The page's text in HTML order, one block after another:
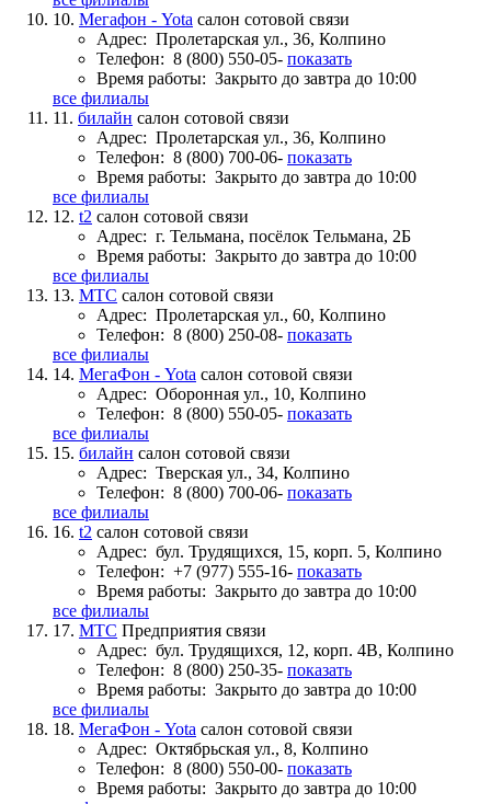
10. Мегафон - Yota салон сотовой связи
Адрес: Пролетарская ул., 36, Колпино
Телефон: 8 (800) 550-05- показать
Время работы: Закрыто до завтра до 10:00
все филиалы
11. билайн салон сотовой связи
Адрес: Пролетарская ул., 36, Колпино
Телефон: 8 (800) 700-06- показать
Время работы: Закрыто до завтра до 10:00
все филиалы
12. t2 салон сотовой связи
Адрес: г. Тельмана, посёлок Тельмана, 2Б
Время работы: Закрыто до завтра до 10:00
все филиалы
13. МТС салон сотовой связи
Адрес: Пролетарская ул., 60, Колпино
Телефон: 8 (800) 250-08- показать
все филиалы
14. МегаФон - Yota салон сотовой связи
Адрес: Оборонная ул., 10, Колпино
Телефон: 8 (800) 550-05- показать
все филиалы
15. билайн салон сотовой связи
Адрес: Тверская ул., 34, Колпино
Телефон: 8 (800) 700-06- показать
все филиалы
16. t2 салон сотовой связи
Адрес: бул. Трудящихся, 15, корп. 5, Колпино
Телефон: +7 (977) 555-16- показать
Время работы: Закрыто до завтра до 10:00
все филиалы
17. МТС Предприятия связи
Адрес: бул. Трудящихся, 12, корп. 4В, Колпино
Телефон: 8 (800) 250-35- показать
Время работы: Закрыто до завтра до 10:00
все филиалы
18. МегаФон - Yota салон сотовой связи
Адрес: Октябрьская ул., 8, Колпино
Телефон: 8 (800) 550-00- показать
Время работы: Закрыто до завтра до 10:00